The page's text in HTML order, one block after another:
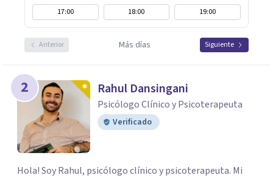
17:00
18:00 19:00
Anterior Más días Siguiente
2 Rahul Dansingani
Psicólogo Clínico y Psicoterapeuta
Verificado
Hola! Soy Rahul, psicólogo clínico y psicoterapeuta. Mi